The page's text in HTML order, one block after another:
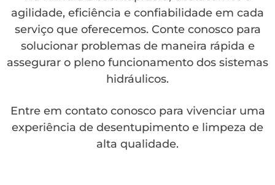
agilidade, eficiência e confiabilidade em cada
serviço que oferecemos. Conte conosco para
solucionar problemas de maneira rápida e
assegurar o pleno funcionamento dos sistemas
hidráulicos.
Entre em contato conosco para vivenciar uma
experiência de desentupimento e limpeza de
alta qualidade.